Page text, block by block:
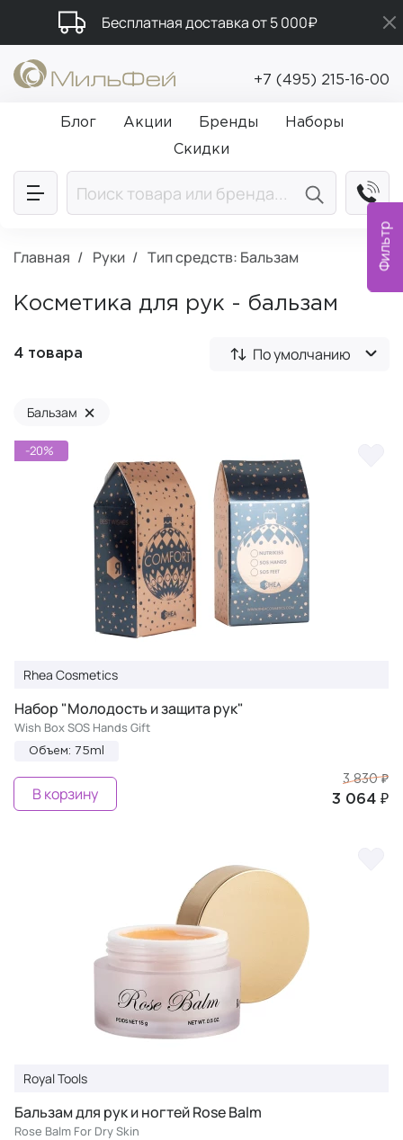
Фильтр
Бесплатная доставка от 5 000₽
Подарки в каждый заказ от 5 000₽
Промокод ПРИВЕТ
+7 (495) 215-16-00
Блог Акции Бренды
Наборы
Скидки
Главная Руки Тип средств: Бальзам
Косметика для рук - бальзам
4 товара По умолчанию
Бальзам ×
-20%
Rhea Cosmetics
Набор "Молодость и защита рук"
Wish Box SOS Hands Gift
Объем: 75ml
3 830 ₽
3 064 ₽
В корзину
Royal Tools
Бальзам для рук и ногтей Rose Balm
Rose Balm For Dry Skin